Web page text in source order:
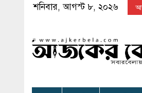
শনিবার, আগস্ট ৮, ২০২৬